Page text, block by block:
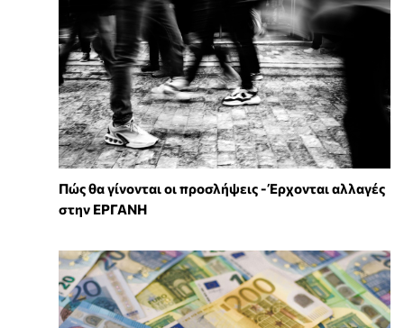
Πώς θα γίνονται οι προσλήψεις - Έρχονται αλλαγές
στην ΕΡΓΑΝΗ